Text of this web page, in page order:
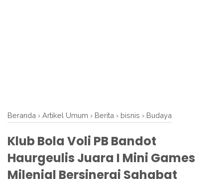
Beranda › Artikel Umum › Berita › bisnis › Budaya
Klub Bola Voli PB Bandot
Haurgeulis Juara I Mini Games
Milenial Bersinergi Sahabat